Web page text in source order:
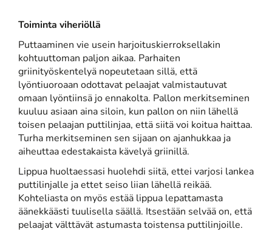
Toiminta viheriöllä
Puttaaminen vie usein harjoituskierroksellakin
kohtuuttoman paljon aikaa. Parhaiten
griinityöskentelyä nopeutetaan sillä, että
lyöntiuoroaan odottavat pelaajat valmistautuvat
omaan lyöntiinsä jo ennakolta. Pallon merkitseminen
kuuluu asiaan aina siloin, kun pallon on niin lähellä
toisen pelaajan puttilinjaa, että siitä voi koitua haittaa.
Turha merkitseminen sen sijaan on ajanhukkaa ja
aiheuttaa edestakaista kävelyä griinillä.
Lippua huoltaessasi huolehdi siitä, ettei varjosi lankea
puttilinjalle ja ettet seiso liian lähellä reikää.
Kohteliasta on myös estää lippua lepattamasta
äänekkäästi tuulisella säällä. Itsestään selvää on, että
pelaajat välttävät astumasta toistensa puttilinjoille.